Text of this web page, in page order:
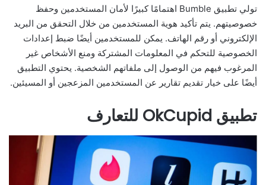
تولي تطبيق Bumble اهتمامًا كبيرًا لأمان المستخدمين وحفظ
خصوصيتهم. يتم تأكيد هوية المستخدمين من خلال التحقق من البريد
الإلكتروني أو رقم الهاتف. يمكن للمستخدمين أيضًا ضبط إعدادات
الخصوصية للتحكم في المعلومات المشتركة ومنع الأشخاص غير
المرغوب فيهم من الوصول إلى ملفاتهم الشخصية. يحتوي التطبيق
أيضًا على خيار تقديم تقارير عن المستخدمين المزعجين أو المسيئين.
تطبيق OkCupid للتعارف